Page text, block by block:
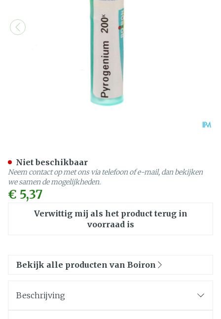
€ 5,37
Verwittig mij als het product terug in
voorraad is
Niet beschikbaar
Neem contact op met ons via telefoon of e-mail, dan bekijken
we samen de mogelijkheden.
Bekijk alle producten van Boiron
Beschrijving